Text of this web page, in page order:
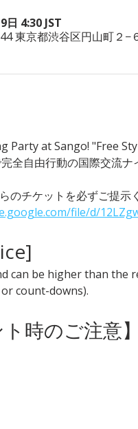
日 4:30 JST
東京都渋谷区円山町２−
Party at Sango! "Free
全自由行動の国際交流ナ
チケットを必ずご提示
file/d/
can be higher than
count-downs).
時のご注意】